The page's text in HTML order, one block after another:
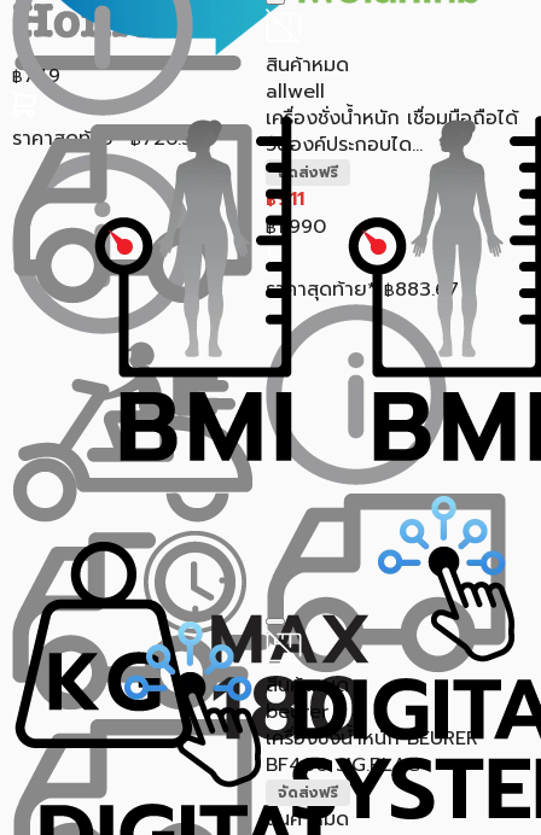
฿749
ราคาสุดท้าย* ฿726.53
สินค้าหมด
allwell
เครื่องชั่งน้ำหนัก เชื่อมมือถือได้
วัดองค์ประกอบได...
จัดส่งฟรี
฿911
฿1,990
ราคาสุดท้าย* ฿883.67
สินค้าหมด
beurer
เครื่องชั่งน้ำหนัก BEURER
BF400 SIG.BLAC
จัดส่งฟรี
สินค้าหมด